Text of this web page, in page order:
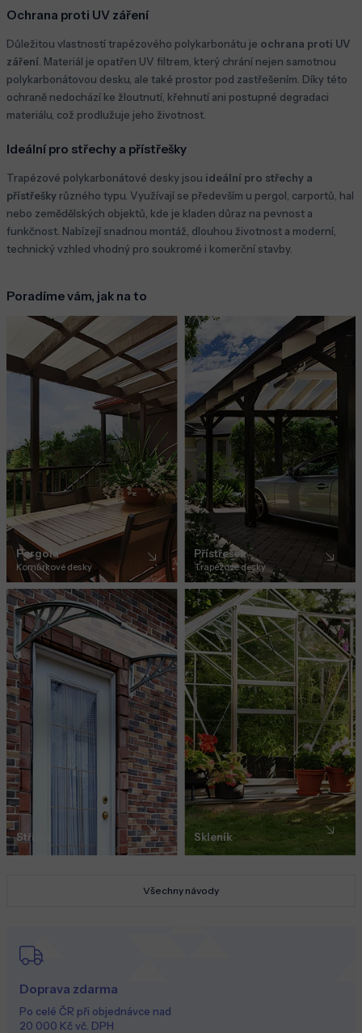
Doprava zdarma
Po celé ČR při objednávce nad
20 000 Kč vč. DPH
Ochrana proti UV záření
Důležitou vlastností trapézového polykarbonátu je ochrana proti UV
záření . Materiál je opatřen UV filtrem, který chrání nejen samotnou
polykarbonátovou desku, ale také prostor pod zastřešením. Díky této
ochraně nedochází ke žloutnutí, křehnutí ani postupné degradaci
materiálu, což prodlužuje jeho životnost.
Ideální pro střechy a přístřešky
Trapézové polykarbonátové desky jsou ideální pro střechy a
přístřešky různého typu. Využívají se především u pergol, carportů, hal
nebo zemědělských objektů, kde je kladen důraz na pevnost a
funkčnost. Nabízejí snadnou montáž, dlouhou životnost a moderní,
technický vzhled vhodný pro soukromé i komerční stavby.
Poradíme vám, jak na to
Pergola
Komůrkové desky
Přístřešek
Trapézové desky
Stříška Skleník
Všechny návody